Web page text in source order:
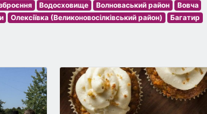
Водосховище Волноваський район
Вовча
Олексіївка (Великоновосілківський район)
Багатир